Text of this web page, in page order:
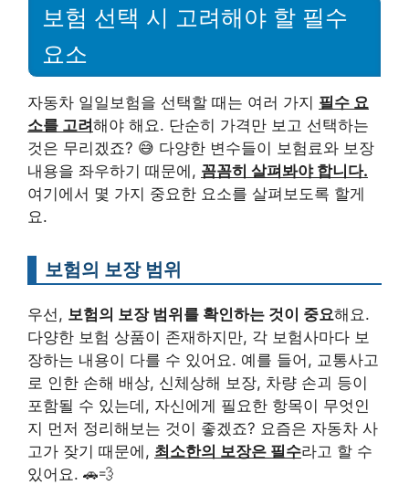
보험 선택 시 고려해야 할 필수
요소
자동차 일일보험을 선택할 때는 여러 가지 필수 요
소를 고려 해야 해요. 단순히 가격만 보고 선택하는
것은 무리겠죠? 😅 다양한 변수들이 보험료와 보장
내용을 좌우하기 때문에, 꼼꼼히 살펴봐야 합니다.
여기에서 몇 가지 중요한 요소를 살펴보도록 할게
요.
보험의 보장 범위
우선, 보험의 보장 범위를 확인하는 것이 중요해요.
다양한 보험 상품이 존재하지만, 각 보험사마다 보
장하는 내용이 다를 수 있어요. 예를 들어, 교통사고
로 인한 손해 배상, 신체상해 보장, 차량 손괴 등이
포함될 수 있는데, 자신에게 필요한 항목이 무엇인
지 먼저 정리해보는 것이 좋겠죠? 요즘은 자동차 사
고가 잦기 때문에, 최소한의 보장은 필수라고 할 수
있어요. 🚗💨